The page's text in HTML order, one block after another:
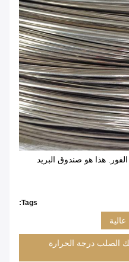
هذا هو صندوق البريد
Tags:
الصلب درجة الحرارة